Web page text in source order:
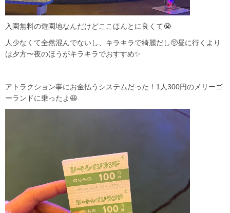
入園無料の遊園地なんだけどここほんとに良くて😭
人少なくて全然混んでないし、キラキラで綺麗だし🥺昼に行くより
は夕方〜夜のほうがキラキラでおすすめ✨
アトラクション事にお金払うシステムだった！1人300円のメリーゴ
ーランドに乗ったよ😆